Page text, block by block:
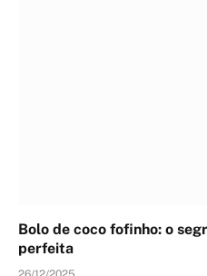
Bolo de coco fofinho: o
perfeita